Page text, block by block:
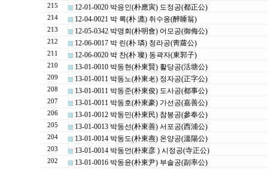
215 12-01-0020 박응인(朴應寅) 도정공(都正公)
214 12-04-0021 박 록(朴 漉) 취수옹(醉睡翁)
213 12-05-0342 박명회(朴明會) 어모공(御侮公)
212 12-06-0017 박 린(朴 璘) 청라공(靑蘿公)
211 12-06-0020 박 찬(朴 璨) 동곽자(東郭子)
210 13-01-0010 박동현(朴東賢) 활당공(活塘公)
209 13-01-0011 박동노(朴東老) 정자공(正字公)
208 13-01-0011 박동준(朴東俊) 도사공(都事公)
207 13-01-0011 박동호(朴東豪) 가선공(嘉善公)
206 13-01-0012 박동민(朴東民) 참봉공(參奉公)
205 13-01-0013 박동선(朴東善) 서포공(西浦公)
204 13-01-0014 박동도(朴東燾) 온양공(溫陽公)
203 13-01-0014 박동언(朴東彦 ) 시정공(寺正公)
202 13-01-0016 박동윤(朴東尹) 부솔공(副率公)